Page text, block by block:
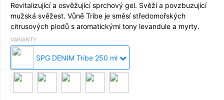
Revitalizující a osvěžující sprchový gel. Svěží a povzbuzující
mužská svěžest. Vůně Tribe je směsí středomořských
citrusových plodů s aromatickými tony levandule a myrty.
VARIANTY
SPG DENIM Tribe 250 ml